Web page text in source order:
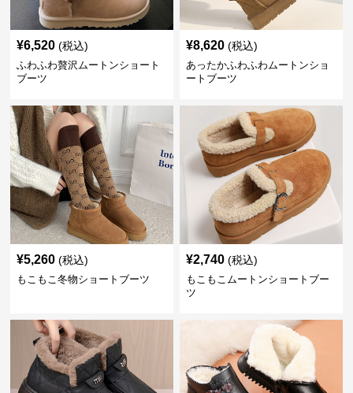
¥6,520 (税込)
ふわふわ贅沢ムートンショート
ブーツ
¥8,620 (税込)
あったかふわふわムートンショ
ートブーツ
¥5,260 (税込)
もこもこ冬物ショートブーツ
¥2,740 (税込)
もこもこムートンショートブー
ツ